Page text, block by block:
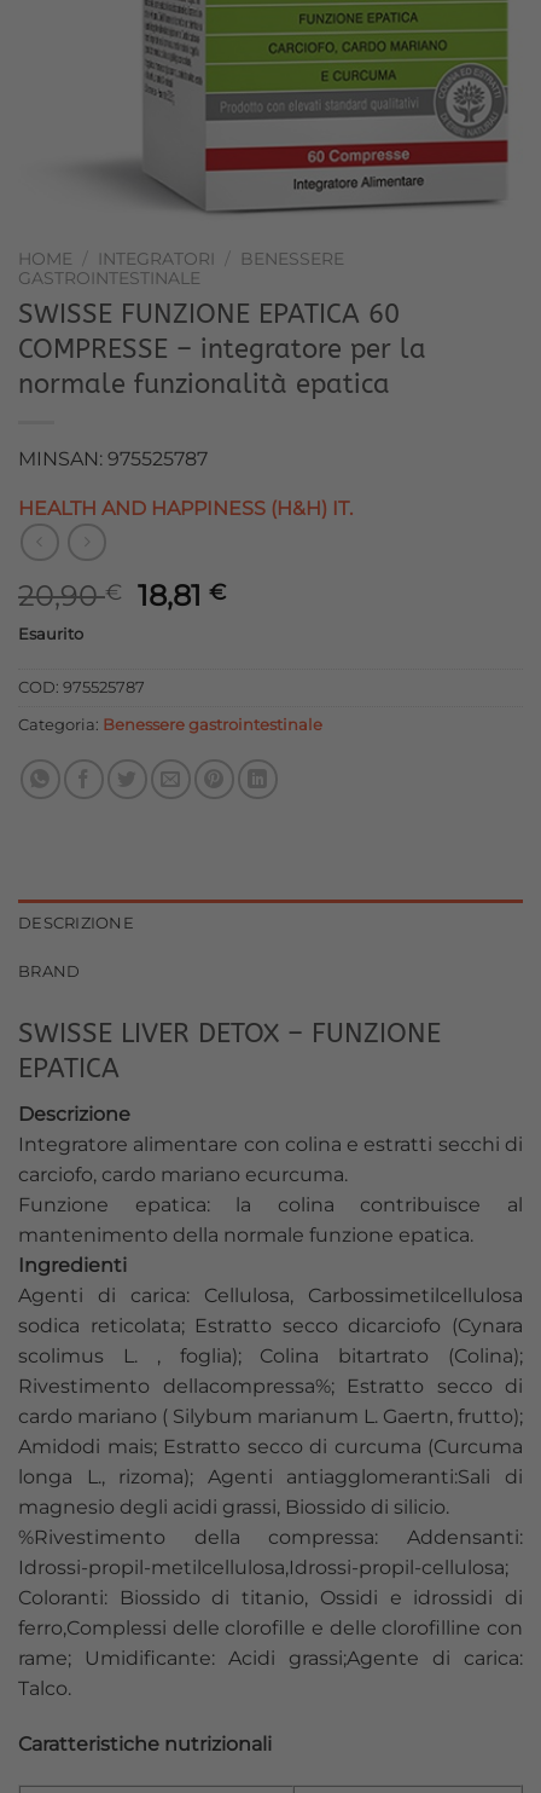
HOME / INTEGRATORI /
BENESSERE
GASTROINTESTINALE
SWISSE FUNZIONE EPATICA 60
COMPRESSE – integratore per la
normale funzionalità epatica
MINSAN: 975525787
HEALTH AND HAPPINESS (H&H) IT.
20,90€
Il
era:
20,90 €.
18,81€Il
18,81 €.
Esaurito
COD: 975525787
Categoria: Benessere gastrointestinale
DESCRIZIONE
BRAND
SWISSE LIVER DETOX – FUNZIONE
EPATICA
Descrizione
Integratore alimentare con colina e estratti secchi di
carciofo, cardo mariano ecurcuma.
Funzione epatica: la colina contribuisce al
mantenimento della normale funzione epatica.
Ingredienti
Agenti di carica: Cellulosa, Carbossimetilcellulosa
sodica reticolata; Estratto secco dicarciofo (Cynara
scolimus L. , foglia); Colina bitartrato (Colina);
Rivestimento dellacompressa%; Estratto secco di
cardo mariano ( Silybum marianum L. Gaertn, frutto);
Amidodi mais; Estratto secco di curcuma (Curcuma
longa L., rizoma); Agenti antiagglomeranti:Sali di
magnesio degli acidi grassi, Biossido di silicio.
%Rivestimento della compressa: Addensanti:
Idrossi-propil-metilcellulosa,Idrossi-propil-cellulosa;
Coloranti: Biossido di titanio, Ossidi e idrossidi di
ferro,Complessi delle clorofille e delle clorofilline con
rame; Umidificante: Acidi grassi;Agente di carica:
Talco.
Caratteristiche nutrizionali